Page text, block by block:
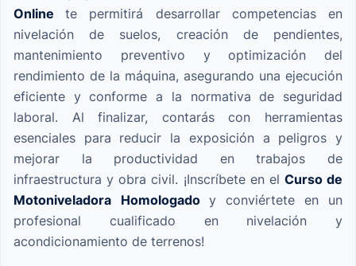
Onlinete permitirá desarrollar competencias en
nivelación de suelos, creación de pendientes,
mantenimiento preventivo y optimización del
rendimiento de la máquina, asegurando una ejecución
eficiente y conforme a la normativa de seguridad
laboral. Al finalizar, contarás con herramientas
esenciales para reducir la exposición a peligros y
mejorar la productividad en trabajos de
infraestructura y obra civil. ¡Inscríbete en el Curso de
Motoniveladora
Homologado y conviértete en un
profesional cualificado en nivelación y
acondicionamiento de terrenos!